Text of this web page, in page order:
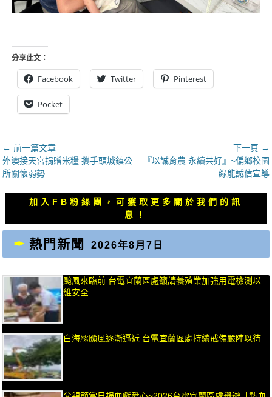
分享此文：
Facebook Twitter Pinterest
Pocket
文
章
導
覽
← 前一篇文章
上
一
外澳接天宮捐贈米糧 攜手頭城鎮公
所關懷弱勢
下一頁 →
文
章：
『以誠育農 永續共好』~偏鄉校園
綠能誠信宣導
加入FB粉絲團，可獲取更多關於我們的訊
息！
熱門新聞 2026年8月7日
颱風來臨前 台電宜蘭區處籲請養殖業加強用電檢測以
維安全
白海豚颱風逐漸逼近 台電宜蘭區處持續戒備嚴陣以待